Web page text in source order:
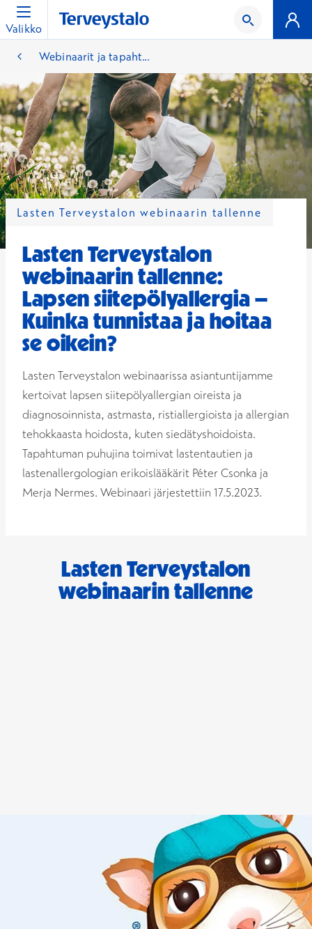
Valikko
Webinaarit ja tapaht...
Lasten Terveystalon webinaarin tallenne
Lasten Terveystalon
webinaarin tallenne:
Lapsen siitepölyallergia –
Kuinka tunnistaa ja hoitaa
se oikein?
Lasten Terveystalon webinaarissa asiantuntijamme
kertoivat lapsen siitepölyallergian oireista ja
diagnosoinnista, astmasta, ristiallergioista ja allergian
tehokkaasta hoidosta, kuten siedätyshoidoista.
Tapahtuman puhujina toimivat lastentautien ja
lastenallergologian erikoislääkärit Péter Csonka ja
Merja Nermes. Webinaari järjestettiin 17.5.2023.
Lasten Terveystalon
webinaarin tallenne